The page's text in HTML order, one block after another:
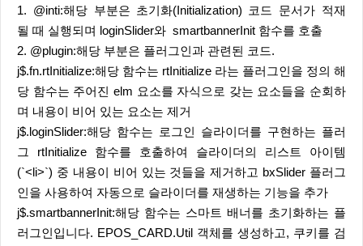
1. @inti:해당 부분은 초기화(Initialization) 코드 문서가 적재
될 때 실행되며 loginSlider와 smartbannerInit 함수를 호출
2. @plugin:해당 부분은 플러그인과 관련된 코드.
j$.fn.rtInitialize:해당 함수는 rtInitialize 라는 플러그인을 정의 해
당 함수는 주어진 elm 요소를 자식으로 갖는 요소들을 순회하
며 내용이 비어 있는 요소는 제거
j$.loginSlider:해당 함수는 로그인 슬라이더를 구현하는 플러
그 rtInitialize 함수를 호출하여 슬라이더의 리스트 아이템
(`<li>`) 중 내용이 비어 있는 것들을 제거하고 bxSlider 플러그
인을 사용하여 자동으로 슬라이더를 재생하는 기능을 추가
j$.smartbannerInit:해당 함수는 스마트 배너를 초기화하는 플
러그인입니다. EPOS_CARD.Util 객체를 생성하고, 쿠키를 검